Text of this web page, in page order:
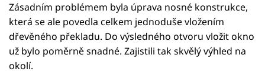
Zásadním problémem byla úprava nosné konstrukce,
která se ale povedla celkem jednoduše vložením
dřevěného překladu. Do výsledného otvoru vložit okno
už bylo poměrně snadné. Zajistili tak skvělý výhled na
okolí.